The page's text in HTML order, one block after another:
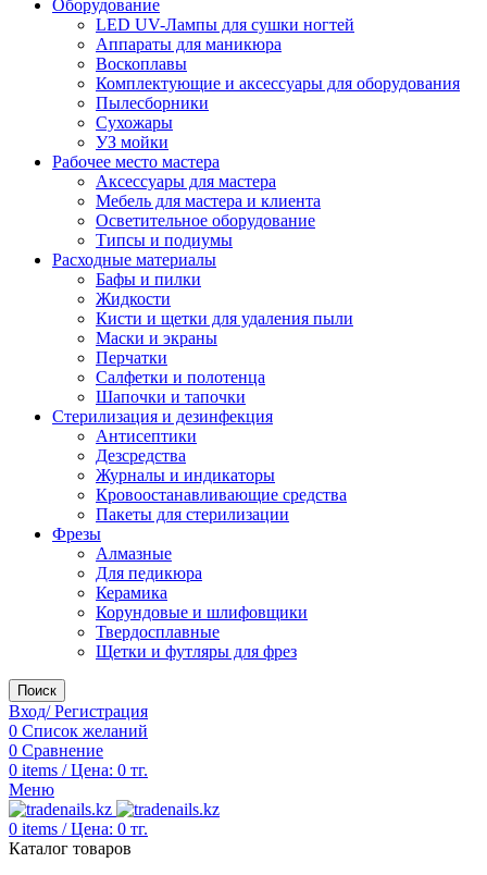
Оборудование
LED UV-Лампы для сушки ногтей
Аппараты для маникюра
Воскоплавы
Комплектующие и аксессуары для оборудования
Пылесборники
Сухожары
УЗ мойки
Рабочее место мастера
Аксессуары для мастера
Мебель для мастера и клиента
Осветительное оборудование
Типсы и подиумы
Расходные материалы
Бафы и пилки
Жидкости
Кисти и щетки для удаления пыли
Маски и экраны
Перчатки
Салфетки и полотенца
Шапочки и тапочки
Стерилизация и дезинфекция
Антисептики
Дезсредства
Журналы и индикаторы
Кровоостанавливающие средства
Пакеты для стерилизации
Фрезы
Алмазные
Для педикюра
Керамика
Корундовые и шлифовщики
Твердосплавные
Щетки и футляры для фрез
Поиск
Вход/ Регистрация
0 Список желаний
0 Сравнение
0 items / Цена: 0 тг.
Меню
0 items / Цена: 0 тг.
Каталог товаров